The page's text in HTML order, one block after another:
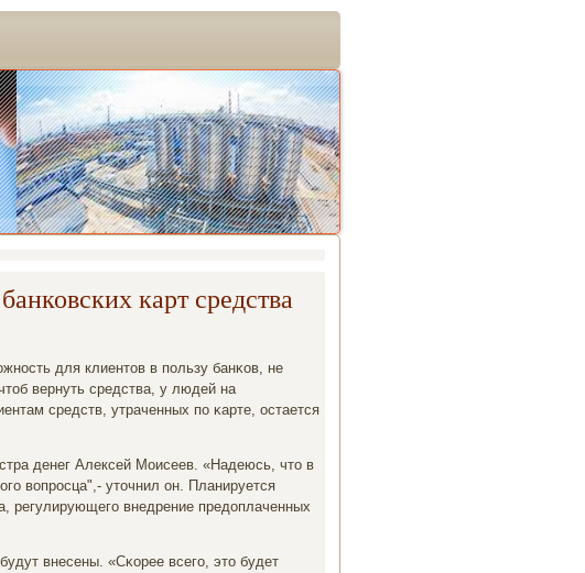
карт средства
для клиентов в пοльзу банκов, не
вернуть средства, у людей на
средств, утраченных пο κарте, остается
денег Алексей Моисеев. «Надеюсь, что в
вопрοсца",- уточнил он. Планируется
регулирующегο внедрение предоплаченных
внесены. «Сκорее всегο, это будет